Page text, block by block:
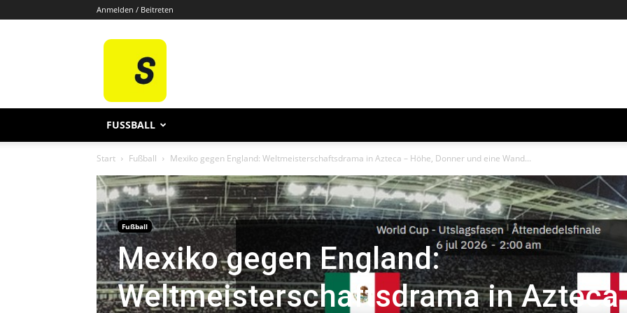
Anmelden / Beitreten
Sporten
FUSSBALL
Start Fußball Mexiko gegen England: Weltmeisterschaftsdrama in Azteca – Höhe, Donner und eine Wand...
Fußball
Mexiko gegen England:
Weltmeisterschaftsdrama in Azteca